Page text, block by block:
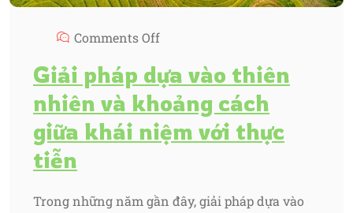
Comments Off
Giải pháp dựa vào thiên
nhiên và khoảng cách
giữa khái niệm với thực
tiễn
Trong những năm gần đây, giải pháp dựa vào